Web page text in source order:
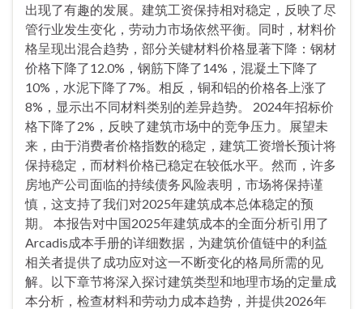
出现了有趣的发展。建筑工资保持相对稳定，反映了尽
管行业发生变化，劳动力市场依然平衡。同时，材料价
格呈现出混合趋势，部分关键材料价格显著下降：钢材
价格下降了12.0%，钢筋下降了14%，混凝土下降了
10%，水泥下降了7%。相反，铜和铝的价格各上涨了
8%，显示出不同材料类别的差异趋势。 2024年招标价
格下降了2%，反映了建筑市场中的竞争压力。展望未
来，由于消费者价格指数的稳定，建筑工资增长预计将
保持稳定，而材料价格已稳定在较低水平。然而，许多
房地产公司面临的持续债务风险表明，市场将保持谨
慎，这支持了我们对2025年建筑成本总体稳定的预
期。 本报告对中国2025年建筑成本的全面分析引用了
Arcadis成本手册的详细数据，为建筑价值链中的利益
相关者提供了成功应对这一不断变化的格局所需的见
解。以下章节将深入探讨建筑类型和地理市场的定量成
本分析，检查材料和劳动力成本趋势，并提供2026年